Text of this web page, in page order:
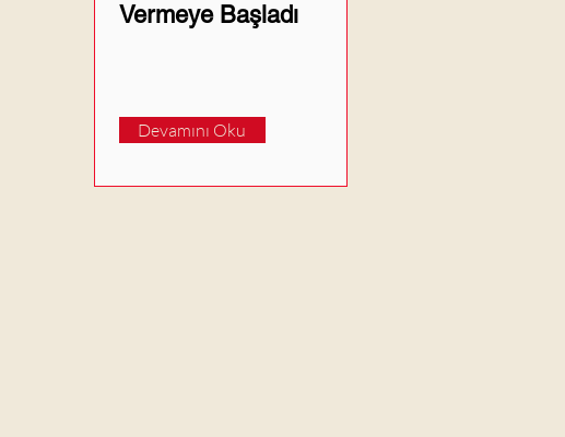
Vermeye Başladı
Devamını Oku